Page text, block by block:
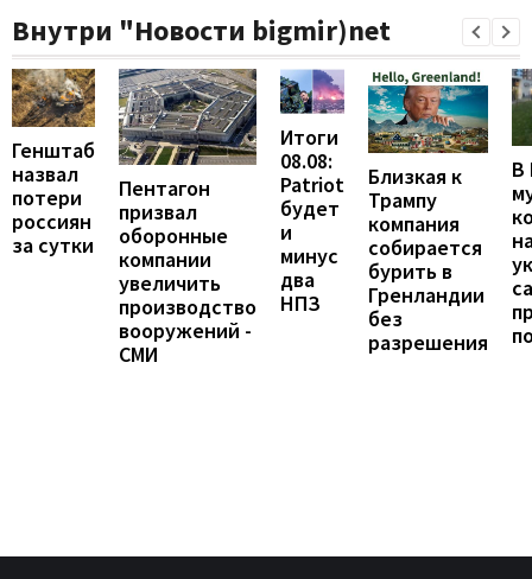
Внутри "Новости bigmir)net
Генштаб
назвал
потери
россиян
за сутки
Пентагон
призвал
оборонные
компании
увеличить
производство
вооружений -
СМИ
Итоги
08.08:
Patriot
будет
и
минус
два
НПЗ
Близкая к
Трампу
компания
собирается
бурить в
Гренландии
без
разрешения
В